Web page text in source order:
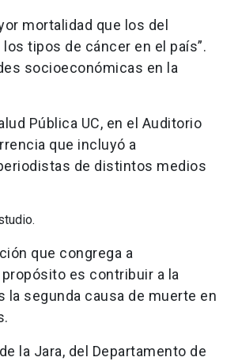
mortalidad que los del
tipos de cáncer en el país”.
socioeconómicas en la
Pública UC, en el Auditorio
que incluyó a
de distintos medios
que congrega a
es contribuir a la
la segunda causa de muerte en
la Jara, del Departamento de